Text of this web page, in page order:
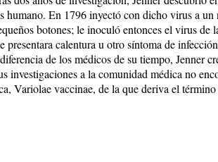
humano. En 1796 inyectó con dicho virus a
botones; le inoculó entonces el virus de
presentara calentura u otro síntoma de
de los médicos de su tiempo, Jenner
investigaciones a la comunidad médica no
Variolae vaccinae, de la que deriva el